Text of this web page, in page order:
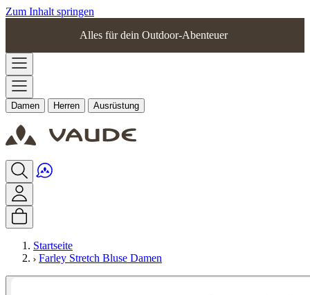
Zum Inhalt springen
Alles für dein Outdoor-Abenteuer
Damen Herren Ausrüstung
Startseite
Farley Stretch Bluse Damen